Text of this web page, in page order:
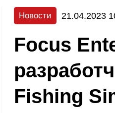
Новости 21.04.2023
Focus
Fishing